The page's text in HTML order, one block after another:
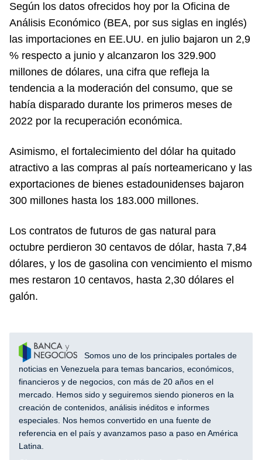
Según los datos ofrecidos hoy por la Oficina de
Análisis Económico (BEA, por sus siglas en inglés)
las importaciones en EE.UU. en julio bajaron un 2,9
% respecto a junio y alcanzaron los 329.900
millones de dólares, una cifra que refleja la
tendencia a la moderación del consumo, que se
había disparado durante los primeros meses de
2022 por la recuperación económica.
Asimismo, el fortalecimiento del dólar ha quitado
atractivo a las compras al país norteamericano y las
exportaciones de bienes estadounidenses bajaron
300 millones hasta los 183.000 millones.
Los contratos de futuros de gas natural para
octubre perdieron 30 centavos de dólar, hasta 7,84
dólares, y los de gasolina con vencimiento el mismo
mes restaron 10 centavos, hasta 2,30 dólares el
galón.
Somos uno de los principales portales de
noticias en Venezuela para temas bancarios, económicos,
financieros y de negocios, con más de 20 años en el
mercado. Hemos sido y seguiremos siendo pioneros en la
creación de contenidos, análisis inéditos e informes
especiales. Nos hemos convertido en una fuente de
referencia en el país y avanzamos paso a paso en América
Latina.